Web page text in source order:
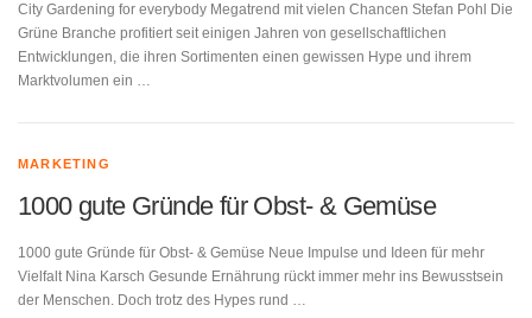
City Gardening for everybody Megatrend mit vielen Chancen Stefan Pohl Die
Grüne Branche profitiert seit einigen Jahren von gesellschaftlichen
Entwicklungen, die ihren Sortimenten einen gewissen Hype und ihrem
Marktvolumen ein …
MARKETING
1000 gute Gründe für Obst- & Gemüse
1000 gute Gründe für Obst- & Gemüse Neue Impulse und Ideen für mehr
Vielfalt Nina Karsch Gesunde Ernährung rückt immer mehr ins Bewusstsein
der Menschen. Doch trotz des Hypes rund …